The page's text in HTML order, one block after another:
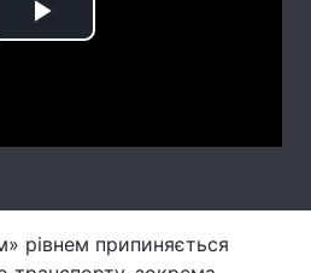
Статті
Play
рівнем припиняється